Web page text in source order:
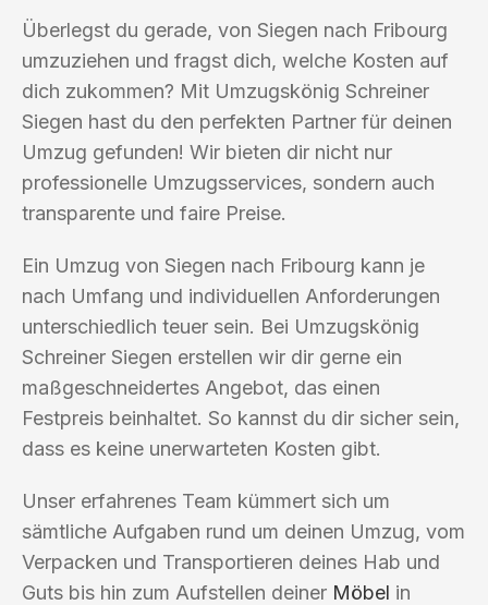
Überlegst du gerade, von Siegen nach Fribourg
umzuziehen und fragst dich, welche Kosten auf
dich zukommen? Mit Umzugskönig Schreiner
Siegen hast du den perfekten Partner für deinen
Umzug gefunden! Wir bieten dir nicht nur
professionelle Umzugsservices, sondern auch
transparente und faire Preise.
Ein Umzug von Siegen nach Fribourg kann je
nach Umfang und individuellen Anforderungen
unterschiedlich teuer sein. Bei Umzugskönig
Schreiner Siegen erstellen wir dir gerne ein
maßgeschneidertes Angebot, das einen
Festpreis beinhaltet. So kannst du dir sicher sein,
dass es keine unerwarteten Kosten gibt.
Unser erfahrenes Team kümmert sich um
sämtliche Aufgaben rund um deinen Umzug, vom
Verpacken und Transportieren deines Hab und
Guts bis hin zum Aufstellen deiner Möbel in